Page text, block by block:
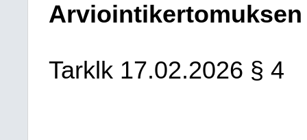
Arviointikertomuksen
Tarklk 17.02.2026 § 4